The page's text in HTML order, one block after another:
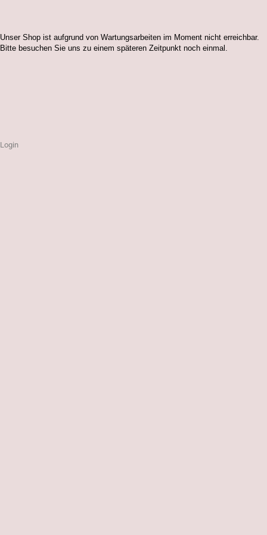
Unser Shop ist aufgrund von Wartungsarbeiten im Moment nicht erreichbar.
Bitte besuchen Sie uns zu einem späteren Zeitpunkt noch einmal.
Login